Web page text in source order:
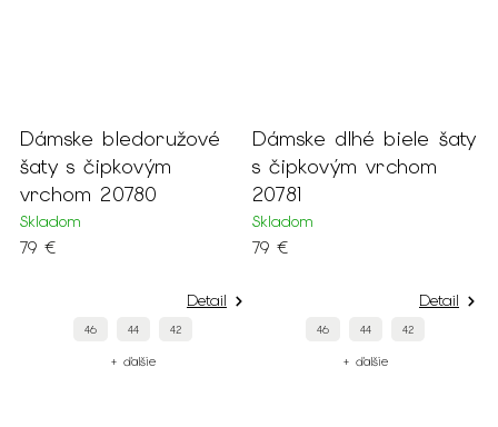
Dámske bledoružové
šaty s čipkovým
vrchom 20780
Skladom
79 €
Detail
46 44 42
+ ďalšie
Dámske dlhé biele šaty
s čipkovým vrchom
20781
Skladom
79 €
Detail
46 44 42
+ ďalšie